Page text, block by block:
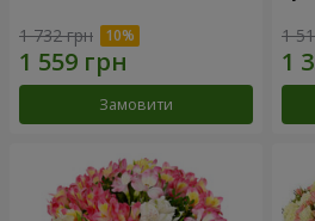
1 732 грн
Замовити
1